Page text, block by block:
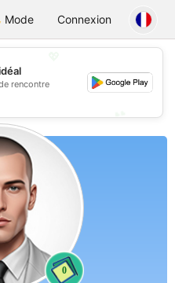
Dating
Mode Connexion
rencontre
0